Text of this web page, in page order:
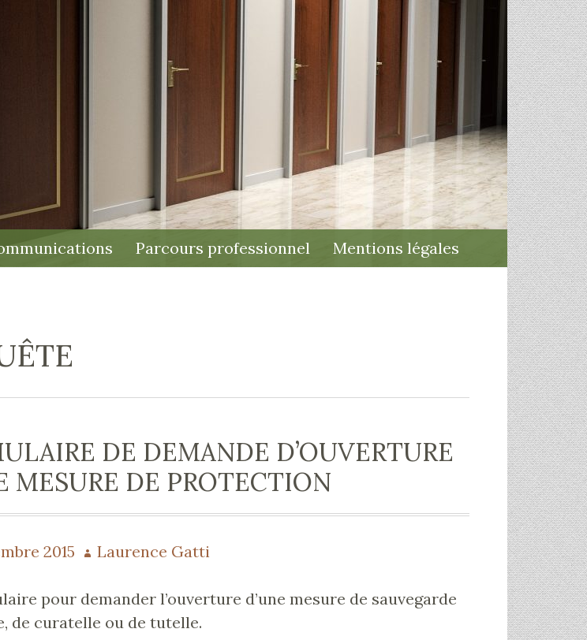
Parcours professionnel Mentions légales
DE DEMANDE D’OUVERTURE
MESURE DE PROTECTION
2015 Auteur
Laurence Gatti
pour demander l’ouverture d’une mesure de sauvegarde
de curatelle ou de tutelle.